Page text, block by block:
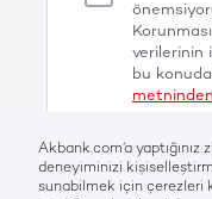
verilerinin
bu
metninden
DEVAM